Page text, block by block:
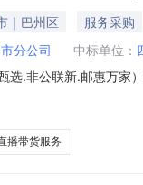
｜巴州区 服务采购
分公司 中标单位：
选.非公联新.邮惠万
开展了个体工商户直
播带货服务